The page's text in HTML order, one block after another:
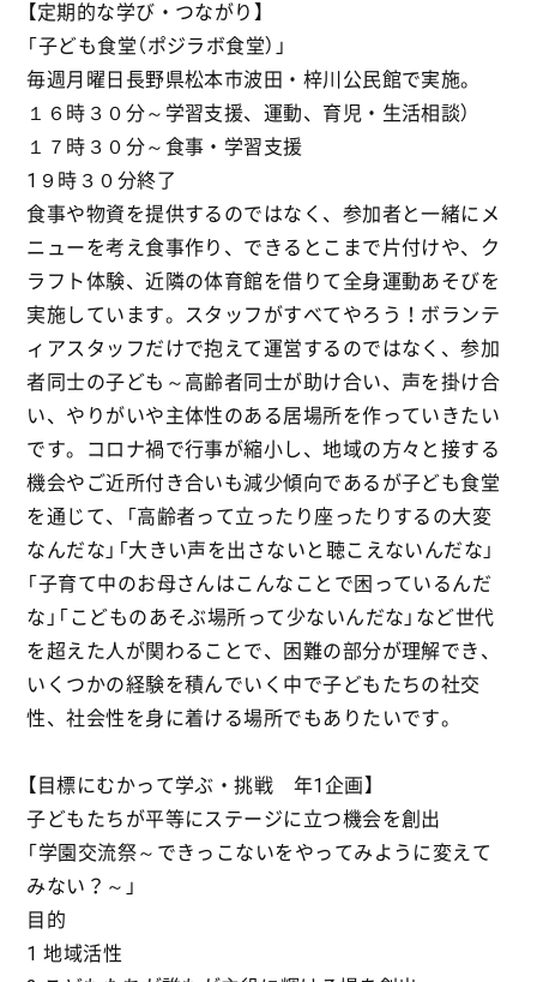
【定期的な学び・つながり】
「子ども食堂（ポジラボ食堂）」
毎週月曜日長野県松本市波田・梓川公民館で実施。
１６時３０分～学習支援、運動、育児・生活相談）
１７時３０分～食事・学習支援
1９時３０分終了
食事や物資を提供するのではなく、参加者と一緒にメ
ニューを考え食事作り、できるとこまで片付けや、ク
ラフト体験、近隣の体育館を借りて全身運動あそびを
実施しています。スタッフがすべてやろう！ボランテ
ィアスタッフだけで抱えて運営するのではなく、参加
者同士の子ども～高齢者同士が助け合い、声を掛け合
い、やりがいや主体性のある居場所を作っていきたい
です。コロナ禍で行事が縮小し、地域の方々と接する
機会やご近所付き合いも減少傾向であるが子ども食堂
を通じて、「高齢者って立ったり座ったりするの大変
なんだな」「大きい声を出さないと聴こえないんだな」
「子育て中のお母さんはこんなことで困っているんだ
な」「こどものあそぶ場所って少ないんだな」など世代
を超えた人が関わることで、困難の部分が理解でき、
いくつかの経験を積んでいく中で子どもたちの社交
性、社会性を身に着ける場所でもありたいです。
【目標にむかって学ぶ・挑戦 年1企画】
子どもたちが平等にステージに立つ機会を創出
「学園交流祭～できっこないをやってみように変えて
みない？～」
目的
1 地域活性